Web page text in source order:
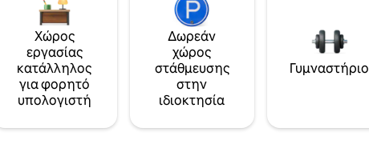
Χώρος
εργασίας
κατάλληλος
για φορητό
υπολογιστή
Δωρεάν
χώρος
στάθμευσης
στην
ιδιοκτησία
Γυμναστήριο